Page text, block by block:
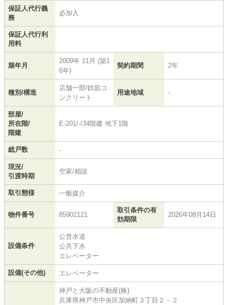
保証人代行義
務
必加入
保証人代行利
用料
築年月
2009年 11月 (築1
6年)
契約期間 2年
種別/構造
店舗一部/鉄筋コ
ンクリート
用途地域 -
部屋/
所在階/
階建
E-201/-/34階建 地下1階
総戸数 -
現況/
引渡時期
空家/相談
取引態様 一般媒介
物件番号 85902121
取引条件の有
効期限
2026年08月14日
設備条件
公営水道
公共下水
エレベーター
設備(その他) エレベーター
神戸と大阪の不動産(株)
兵庫県神戸市中央区加納町３丁目２－２